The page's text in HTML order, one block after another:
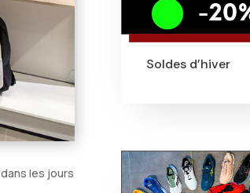
les jours
Soldes d’hiver